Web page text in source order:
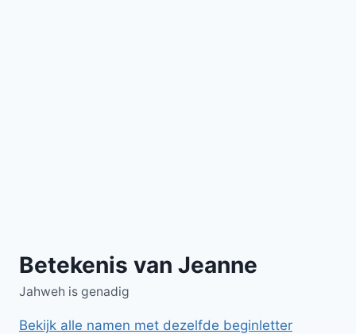
Betekenis van Jeanne
Jahweh is genadig
Bekijk alle namen met dezelfde beginletter